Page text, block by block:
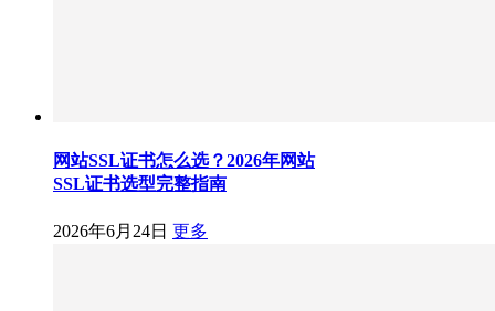
网站SSL证书怎么选？2026年网站
SSL证书选型完整指南
2026年6月24日 更多